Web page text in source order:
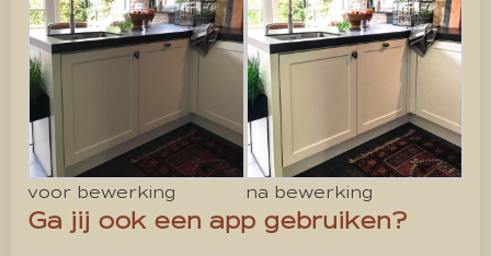
voor bewerking na bewerking
Ga jij ook een app gebruiken?